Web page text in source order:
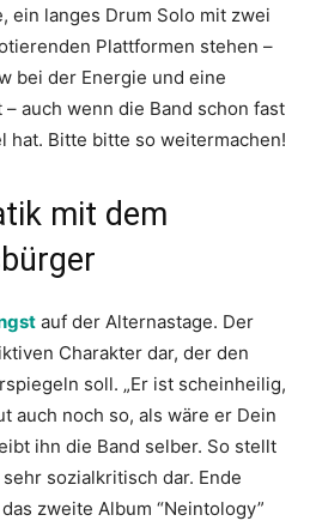
ein langes Drum Solo mit zwei
Plattformen stehen –
bei der Energie und eine
auch wenn die Band schon fast
hat. Bitte bitte so weitermachen!
mit dem
auf der Alternastage. Der
Charakter dar, der den
soll. „Er ist scheinheilig,
auch noch so, als wäre er Dein
ihn die Band selber. So stellt
sozialkritisch dar. Ende
zweite Album “Neintology”